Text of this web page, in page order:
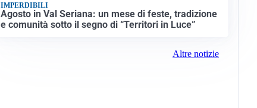
IMPERDIBILI
Agosto in Val Seriana: un mese di feste, tradizione
e comunità sotto il segno di “Territori in Luce”
Altre notizie